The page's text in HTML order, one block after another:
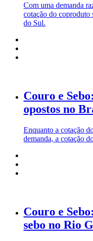
Com uma demanda
cotação do
do Sul.
Couro e
opostos no
Enquanto a cotação
demanda, a cotação
Couro e
sebo no Rio